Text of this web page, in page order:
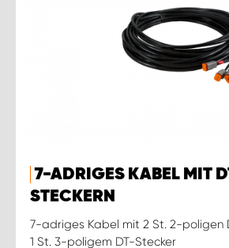
7-ADRIGES KABEL MIT
STECKERN
7-adriges Kabel mit 2 St. 2-poligen
1 St. 3-poligem DT-Stecker